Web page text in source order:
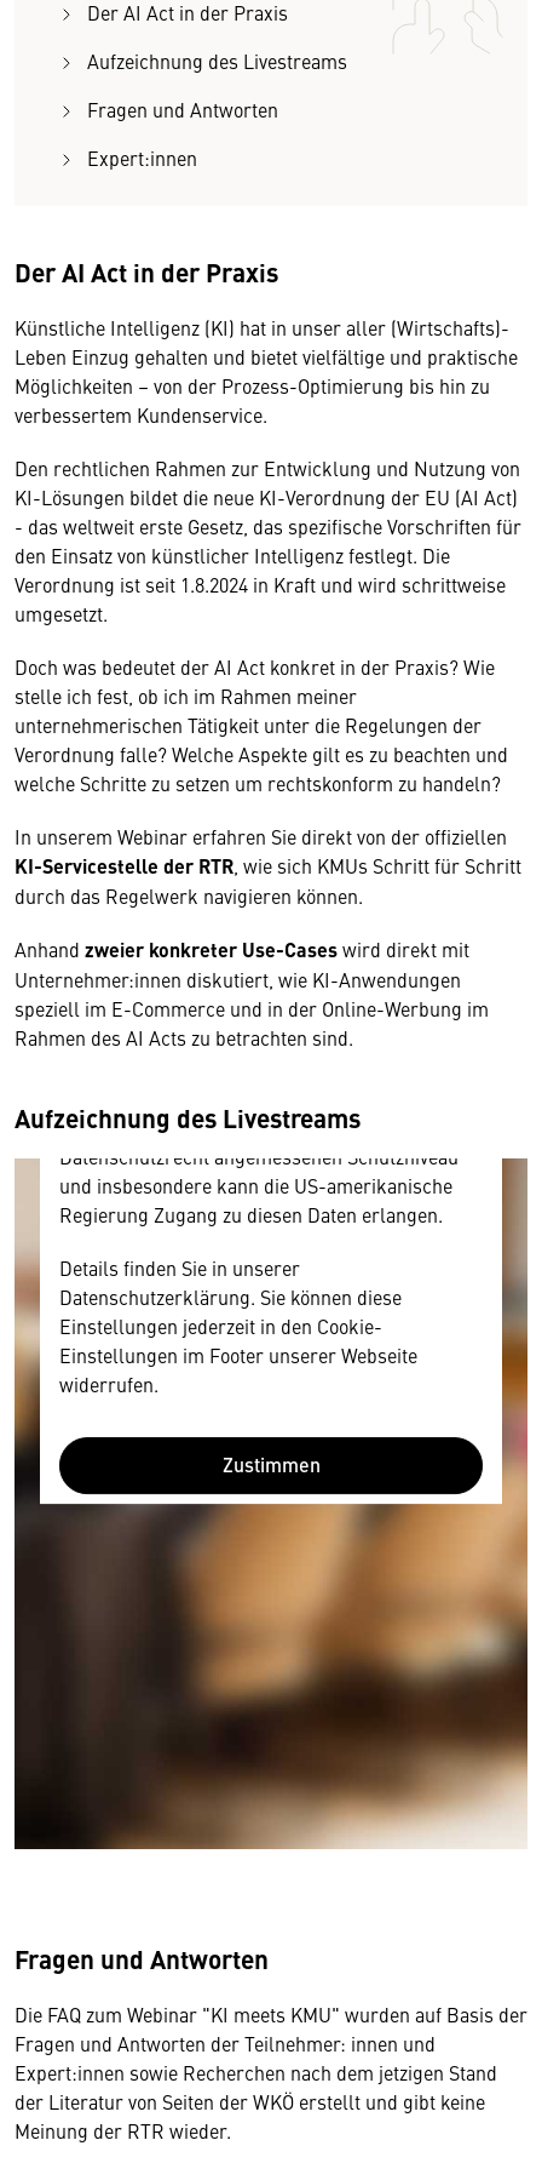
Der AI Act in der Praxis
Aufzeichnung des Livestreams
Fragen und Antworten
Expert:innen
Der AI Act in der Praxis
Künstliche Intelligenz (KI) hat in unser aller (Wirtschafts)-
Leben Einzug gehalten und bietet vielfältige und praktische
Möglichkeiten – von der Prozess-Optimierung bis hin zu
verbessertem Kundenservice.
Den rechtlichen Rahmen zur Entwicklung und Nutzung von
KI-Lösungen bildet die neue KI-Verordnung der EU (AI Act)
- das weltweit erste Gesetz, das spezifische Vorschriften für
den Einsatz von künstlicher Intelligenz festlegt. Die
Verordnung ist seit 1.8.2024 in Kraft und wird schrittweise
umgesetzt.
Doch was bedeutet der AI Act konkret in der Praxis? Wie
stelle ich fest, ob ich im Rahmen meiner
unternehmerischen Tätigkeit unter die Regelungen der
Verordnung falle? Welche Aspekte gilt es zu beachten und
welche Schritte zu setzen um rechtskonform zu handeln?
In unserem Webinar erfahren Sie direkt von der offiziellen
KI-Servicestelle der RTR , wie sich KMUs Schritt für Schritt
durch das Regelwerk navigieren können.
Anhand zweier konkreter Use-Caseswird direkt mit
Unternehmer:innen diskutiert, wie KI-Anwendungen
speziell im E-Commerce und in der Online-Werbung im
Rahmen des AI Acts zu betrachten sind.
Aufzeichnung des Livestreams
Wir benötigen Ihre Zustimmung
Hier würden wir Ihnen gerne einen externen
Inhalt anzeigen. Dafür benötigen wir allerdings
Ihre Zustimmung, da Ihr Browser
personenbezogene technische Daten zu Geräten
Diese Daten unterliegen keinem dem EU-
Datenschutzrecht angemessenen Schutzniveau
und insbesondere kann die US-amerikanische
Regierung Zugang zu diesen Daten erlangen.
Details finden Sie in unserer
Datenschutzerklärung. Sie können diese
Einstellungen jederzeit in den Cookie-
Einstellungen im Footer unserer Webseite
widerrufen.
Zustimmen
Fragen und Antworten
Die FAQ zum Webinar "KI meets KMU" wurden auf Basis der
Fragen und Antworten der Teilnehmer: innen und
Expert:innen sowie Recherchen nach dem jetzigen Stand
der Literatur von Seiten der WKÖ erstellt und gibt keine
Meinung der RTR wieder.